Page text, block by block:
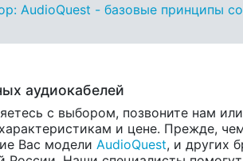
AudioQuest - базовые принципы
аудиокабелей
с выбором, позвоните нам или
и цене. Прежде,
Вас модели AudioQuest, и других